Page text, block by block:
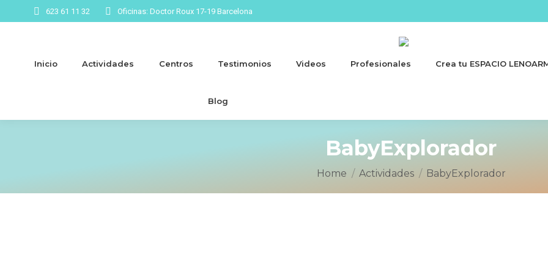
623 61 11 32 Oficinas: Doctor Roux 17-19 Barcelona
Inicio Actividades Centros Testimonios Videos Profesionales Crea tu ESPACIO
Blog
BabyExplorador
You are here:
Home Actividades BabyExplorador